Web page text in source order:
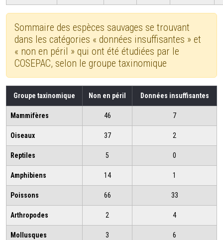
Sommaire des espèces sauvages se trouvant
dans les catégories « données insuffisantes » et
« non en péril » qui ont été étudiées par le
COSEPAC, selon le groupe taxinomique
Groupe taxinomique Non en péril Données insuffisantes
Mammifères 46 7
Oiseaux 37 2
Reptiles 5 0
Amphibiens 14 1
Poissons 66 33
Arthropodes 2 4
Mollusques 3 6